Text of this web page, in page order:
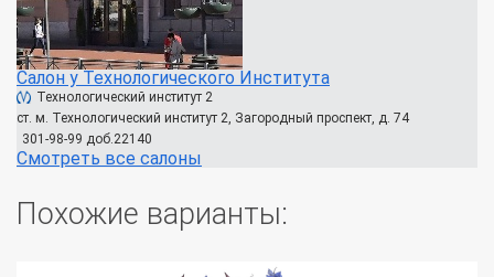
Салон у Технологического Института
Технологический институт 2
ст. м. Технологический институт 2, Загородный проспект, д. 74
301-98-99 доб.22140
Смотреть все салоны
Похожие варианты: